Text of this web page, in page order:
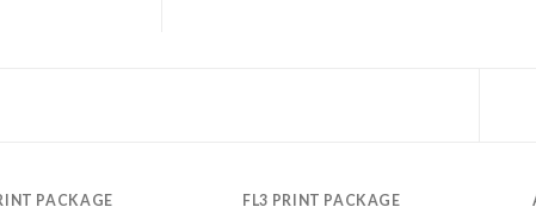
PACKAGE FL3 PRINT PACKAGE